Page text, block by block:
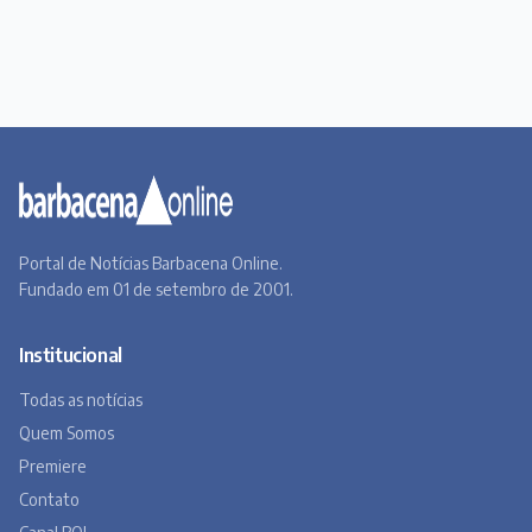
Portal de Notícias Barbacena Online.
Fundado em 01 de setembro de 2001.
Institucional
Todas as notícias
Quem Somos
Premiere
Contato